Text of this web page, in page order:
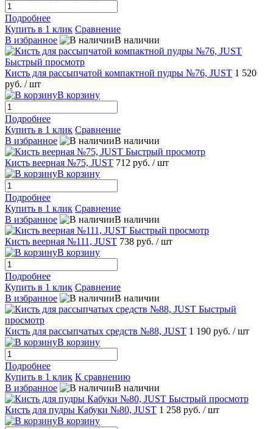
Подробнее
Купить в 1 клик Сравнение
В избранное
В наличии
Быстрый просмотр
Кисть для рассыпчатой компактной пудры №76, JUST 1 520
руб. / шт
В корзину
Подробнее
Купить в 1 клик Сравнение
В избранное
В наличии
Быстрый просмотр
Кисть веерная №75, JUST 712 руб. / шт
В корзину
Подробнее
Купить в 1 клик Сравнение
В избранное
В наличии
Быстрый просмотр
Кисть веерная №111, JUST 738 руб. / шт
В корзину
Подробнее
Купить в 1 клик Сравнение
В избранное
В наличии
Быстрый
просмотр
Кисть для рассыпчатых средств №88, JUST 1 190 руб. / шт
В корзину
Подробнее
Купить в 1 клик К сравнению
В избранное
В наличии
Быстрый просмотр
Кисть для пудры Кабуки №80, JUST 1 258 руб. / шт
В корзину